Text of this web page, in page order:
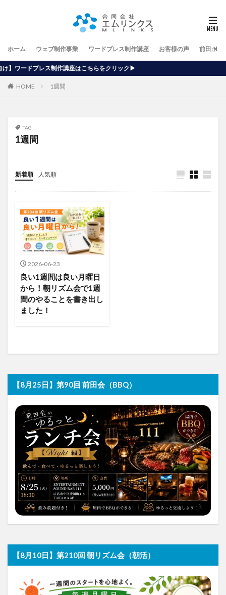
ホーム ウェブ制作事業 ワードプレス制作講座 お客様の声 前田が行
作講座はこちらをクリック▶
HOME 1週間
TAG
1週間
新着順 人気順
2026-06-23
良い1週間は良い月曜日
から！朝リズム会で1週
間のやることを書き出し
ました！
【8月25日】第90回 前田会（BBQ）
【8月10日】第210回 朝リズム会（朝活）